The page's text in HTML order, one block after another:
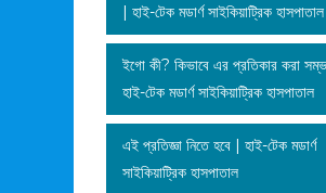
| হাই-টেক মডার্ণ সাইকিয়াট্রিক হাসপাতাল
ইগো কী? কিভাবে এর প্রতিকার করা
হাই-টেক মডার্ণ সাইকিয়াট্রিক হাসপাতাল
এই প্রতিজ্ঞা নিতে হবে | হাই-টেক মডার্ণ
সাইকিয়াট্রিক হাসপাতাল